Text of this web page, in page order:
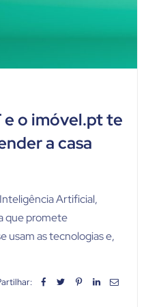
e o imóvel.pt te
a casa
Artificial,
que promete
usam as tecnologias e,